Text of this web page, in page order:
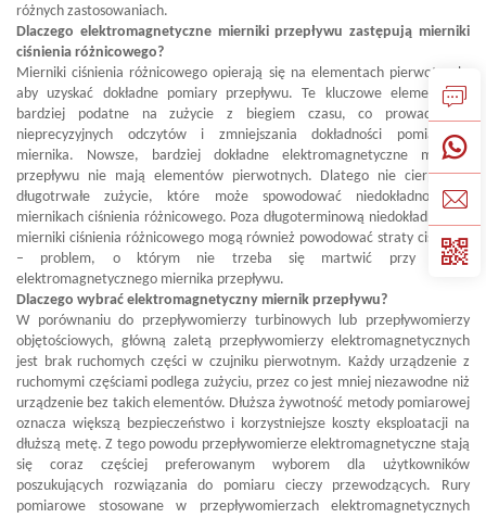
różnych zastosowaniach.
Dlaczego elektromagnetyczne mierniki przepływu zastępują mierniki
ciśnienia różnicowego?
Mierniki ciśnienia różnicowego opierają się na elementach pierwotnych,
aby uzyskać dokładne pomiary przepływu. Te kluczowe elementy są
bardziej podatne na zużycie z biegiem czasu, co prowadzi do
nieprecyzyjnych odczytów i zmniejszania dokładności pomiarowej
miernika. Nowsze, bardziej dokładne elektromagnetyczne mierniki
przepływu nie mają elementów pierwotnych. Dlatego nie cierpią na
długotrwałe zużycie, które może spowodować niedokładności w
miernikach ciśnienia różnicowego. Poza długoterminową niedokładnością,
mierniki ciśnienia różnicowego mogą również powodować straty ciśnienia
– problem, o którym nie trzeba się martwić przy użyciu
elektromagnetycznego miernika przepływu.
Dlaczego wybrać elektromagnetyczny miernik przepływu?
W porównaniu do przepływomierzy turbinowych lub przepływomierzy
objętościowych, główną zaletą przepływomierzy elektromagnetycznych
jest brak ruchomych części w czujniku pierwotnym. Każdy urządzenie z
ruchomymi częściami podlega zużyciu, przez co jest mniej niezawodne niż
urządzenie bez takich elementów. Dłuższa żywotność metody pomiarowej
oznacza większą bezpieczeństwo i korzystniejsze koszty eksploatacji na
dłuższą metę. Z tego powodu przepływomierze elektromagnetyczne stają
się coraz częściej preferowanym wyborem dla użytkowników
poszukujących rozwiązania do pomiaru cieczy przewodzących. Rury
pomiarowe stosowane w przepływomierzach elektromagnetycznych